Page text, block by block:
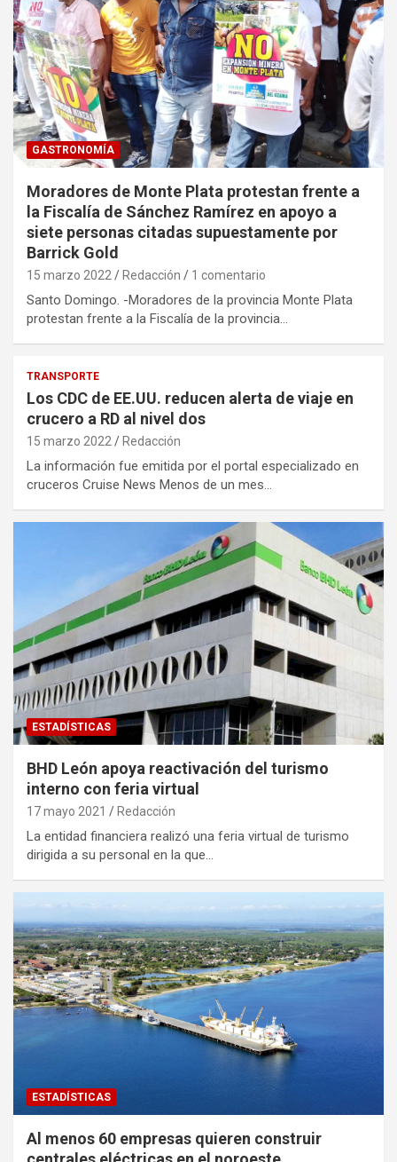
GASTRONOMÍA
Moradores de Monte Plata protestan frente a
la Fiscalía de Sánchez Ramírez en apoyo a
siete personas citadas supuestamente por
Barrick Gold
15 marzo 2022 Redacción 1 comentario
Santo Domingo. -Moradores de la provincia Monte Plata
protestan frente a la Fiscalía de la provincia…
TRANSPORTE
Los CDC de EE.UU. reducen alerta de viaje en
crucero a RD al nivel dos
15 marzo 2022 Redacción
La información fue emitida por el portal especializado en
cruceros Cruise News Menos de un mes…
ESTADÍSTICAS
BHD León apoya reactivación del turismo
interno con feria virtual
17 mayo 2021 Redacción
La entidad financiera realizó una feria virtual de turismo
dirigida a su personal en la que…
ESTADÍSTICAS
Al menos 60 empresas quieren construir